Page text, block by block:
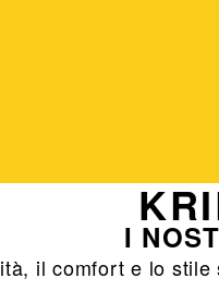
I
il comfort e lo